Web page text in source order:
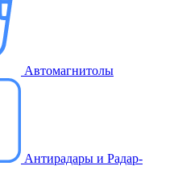
Автомагнитолы
Антирадары и Радар-